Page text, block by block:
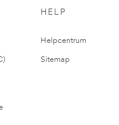
HELP
Helpcentrum
Sitemap